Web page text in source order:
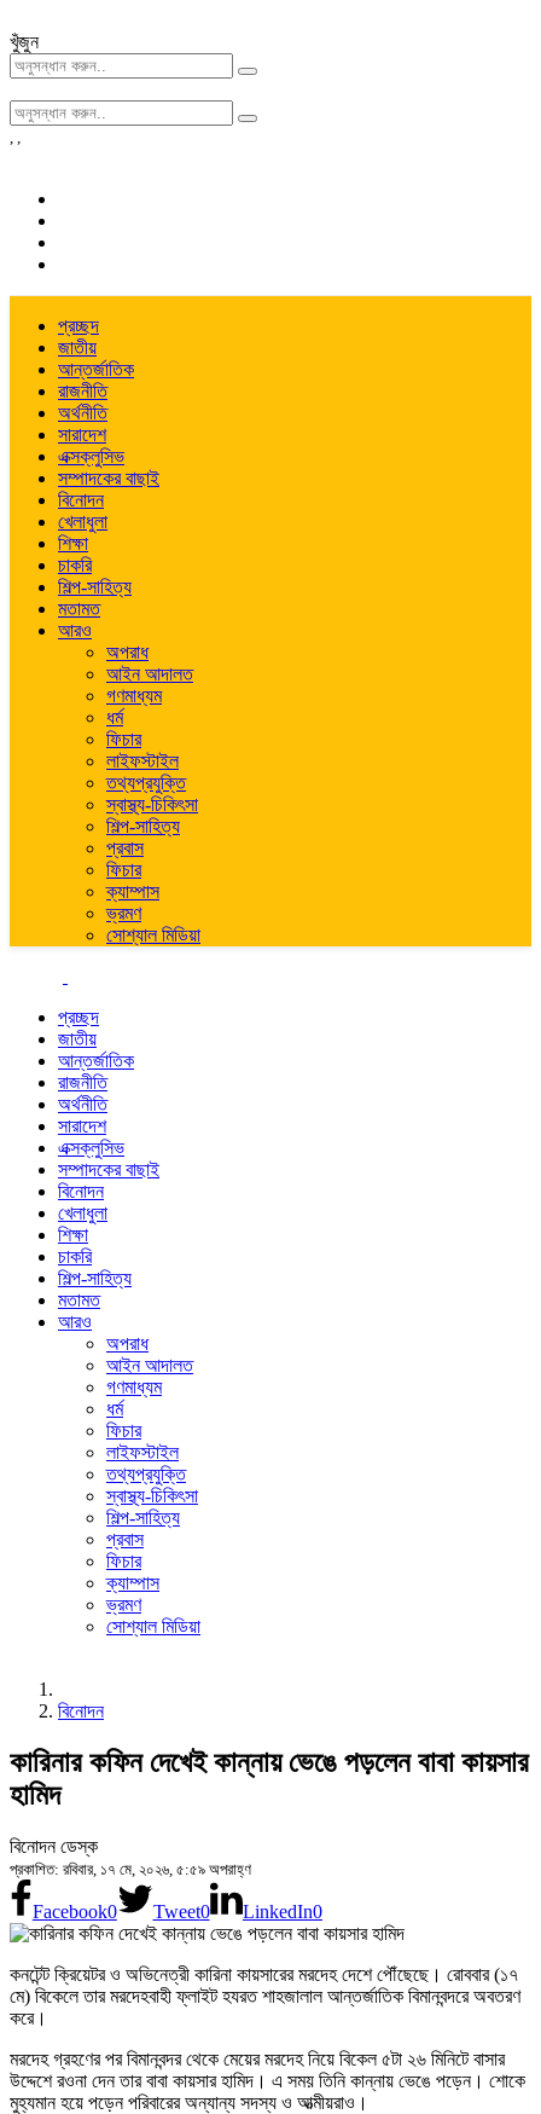
খুঁজুন
, ,
প্রচ্ছদ
জাতীয়
আন্তর্জাতিক
রাজনীতি
অর্থনীতি
সারাদেশ
এক্সক্লুসিভ
সম্পাদকের বাছাই
বিনোদন
খেলাধুলা
শিক্ষা
চাকরি
শিল্প-সাহিত্য
মতামত
আরও
অপরাধ
আইন আদালত
গণমাধ্যম
ধর্ম
ফিচার
লাইফস্টাইল
তথ্যপ্রযুক্তি
স্বাস্থ্য-চিকিৎসা
শিল্প-সাহিত্য
প্রবাস
ফিচার
ক্যাম্পাস
ভ্রমণ
সোশ্যাল মিডিয়া
প্রচ্ছদ
জাতীয়
আন্তর্জাতিক
রাজনীতি
অর্থনীতি
সারাদেশ
এক্সক্লুসিভ
সম্পাদকের বাছাই
বিনোদন
খেলাধুলা
শিক্ষা
চাকরি
শিল্প-সাহিত্য
মতামত
আরও
অপরাধ
আইন আদালত
গণমাধ্যম
ধর্ম
ফিচার
লাইফস্টাইল
তথ্যপ্রযুক্তি
স্বাস্থ্য-চিকিৎসা
শিল্প-সাহিত্য
প্রবাস
ফিচার
ক্যাম্পাস
ভ্রমণ
সোশ্যাল মিডিয়া
বিনোদন
কারিনার কফিন দেখেই কান্নায় ভেঙে পড়লেন বাবা কায়সার
হামিদ
বিনোদন ডেস্ক
প্রকাশিত: রবিবার, ১৭ মে, ২০২৬, ৫:৫৯ অপরাহ্ণ
Facebook0 Tweet0 LinkedIn0
কনটেন্ট ক্রিয়েটর ও অভিনেত্রী কারিনা কায়সারের মরদেহ দেশে পৌঁছেছে। রোববার (১৭
মে) বিকেলে তার মরদেহবাহী ফ্লাইট হযরত শাহজালাল আন্তর্জাতিক বিমানবন্দরে অবতরণ
করে।
মরদেহ গ্রহণের পর বিমানবন্দর থেকে মেয়ের মরদেহ নিয়ে বিকেল ৫টা ২৬ মিনিটে বাসার
উদ্দেশে রওনা দেন তার বাবা কায়সার হামিদ। এ সময় তিনি কান্নায় ভেঙে পড়েন। শোকে
মুহ্যমান হয়ে পড়েন পরিবারের অন্যান্য সদস্য ও আত্মীয়রাও।